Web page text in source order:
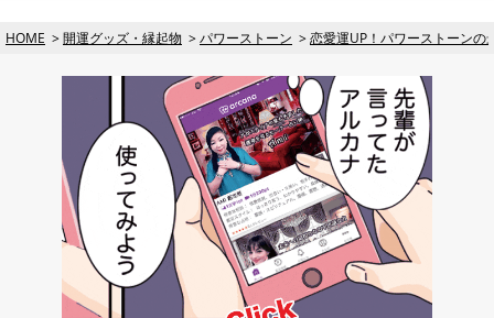
HOME 開運グッズ・縁起物 パワーストーン 恋愛運UP！パワーストーンの